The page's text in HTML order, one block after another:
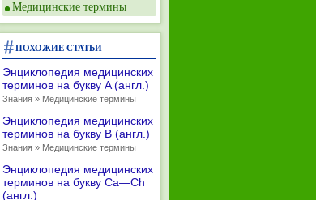
Медицинские термины
ПОХОЖИЕ СТАТЬИ
Энциклопедия медицинских
терминов на букву A (англ.)
Знания » Медицинские термины
Энциклопедия медицинских
терминов на букву B (англ.)
Знания » Медицинские термины
Энциклопедия медицинских
терминов на букву Ca—Ch
(англ.)